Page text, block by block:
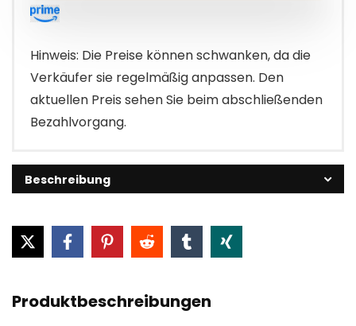
Hinweis: Die Preise können schwanken, da die
Verkäufer sie regelmäßig anpassen. Den
aktuellen Preis sehen Sie beim abschließenden
Bezahlvorgang.
Beschreibung
Produktbeschreibungen